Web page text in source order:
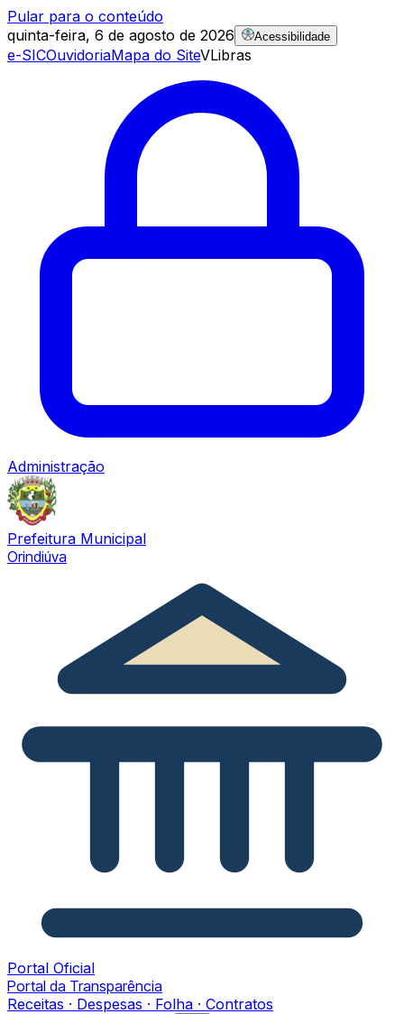
Pular para o conteúdo
quinta-feira, 6 de agosto de 2026
Acessibilidade
e-SICOuvidoriaMapa do SiteVLibras
Administração
Prefeitura Municipal
Orindiúva
Portal Oficial
Portal da Transparência
Receitas · Despesas · Folha · Contratos